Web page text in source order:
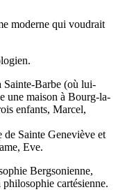
moderne qui voudrait
Sainte-Barbe (où lui-
une maison à Bourg-la-
enfants, Marcel,
Sainte Geneviève et
Eve.
Bergsonienne,
cartésienne.